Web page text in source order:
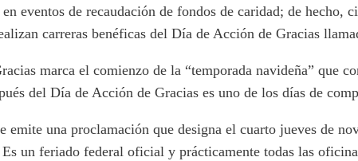
eventos de recaudación de fondos de caridad; de hecho,
carreras benéficas del Día de Acción de Gracias
marca el comienzo de la “temporada navideña” que
del Día de Acción de Gracias es uno de los días de
emite una proclamación que designa el cuarto jueves de
un feriado federal oficial y prácticamente todas las